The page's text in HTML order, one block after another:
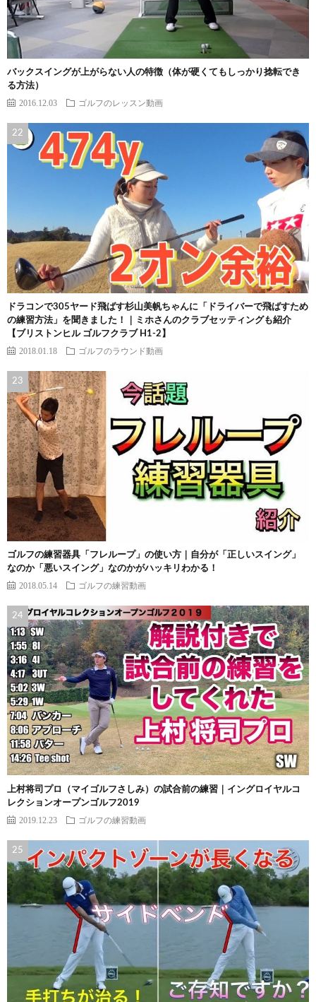
バックスイングが上がらない人の特徴（体が硬くてもしっかり捻転でき
る方法）
2016.12.03 ゴルフのレッスン動画
ドラコンで305ヤード飛ばす杉山美帆ちゃんに「ドライバーで飛ばすため
の練習方法」を聞きました！｜ミホさんのクラブセッティングも紹介
【ブリストンヒル ゴルフクラブ H1-2】
2018.01.18 ゴルフのラウンド動画
ゴルフの練習器具「フレループ」の使い方｜自分が「正しいスイング」
なのか「悪いスイング」なのかがハッキリわかる！
2018.05.14 ゴルフの練習動画
上村将司プロ（マイゴルフさしみ）の試合前の練習｜イングロイヤルコ
レクションオープンゴルフ2019
2019.12.23 ゴルフの練習動画